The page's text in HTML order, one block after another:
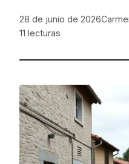
28 de junio de 2026
11 lecturas